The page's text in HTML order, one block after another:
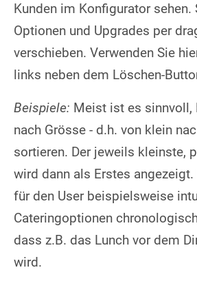
Kunden im Konfigurator sehen.
Optionen und Upgrades per
verschieben. Verwenden Sie
links neben dem Löschen-
Beispiele: Meist ist es sinnvoll,
nach Grösse - d.h. von klein
sortieren. Der jeweils kleinste,
wird dann als Erstes
für den User beispielsweise
Cateringoptionen
dass z.B. das Lunch vor dem
wird.